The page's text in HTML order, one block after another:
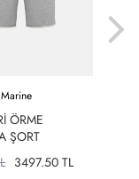
ÖRME
ŞORT
3497.50 TL